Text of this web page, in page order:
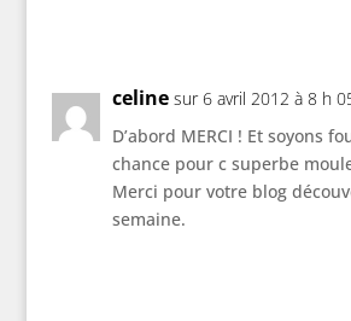
celine sur 6 avril 2012 à 8 h
D’abord MERCI ! Et soyons
chance pour c superbe
Merci pour votre blog
semaine.